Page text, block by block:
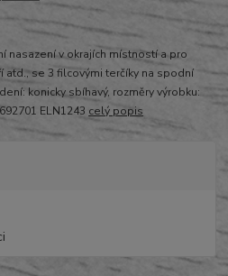
nasazení v okrajích místností a pro
se 3 filcovými terčíky na spodní
konicky sbíhavý, rozměry výrobku:
ELN1243 celý popis